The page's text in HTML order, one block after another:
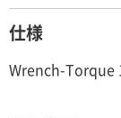
仕様
Wrench-Torque